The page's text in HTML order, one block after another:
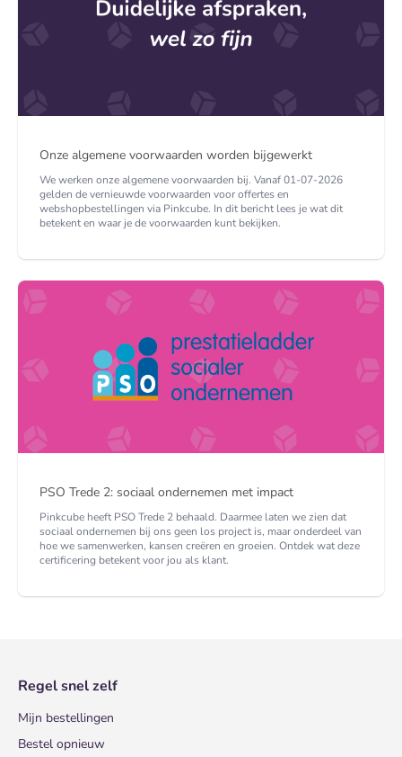
Onze algemene voorwaarden worden bijgewerkt
We werken onze algemene voorwaarden bij. Vanaf 01-07-2026
gelden de vernieuwde voorwaarden voor offertes en
webshopbestellingen via Pinkcube. In dit bericht lees je wat dit
betekent en waar je de voorwaarden kunt bekijken.
PSO Trede 2: sociaal ondernemen met impact
Pinkcube heeft PSO Trede 2 behaald. Daarmee laten we zien dat
sociaal ondernemen bij ons geen los project is, maar onderdeel van
hoe we samenwerken, kansen creëren en groeien. Ontdek wat deze
certificering betekent voor jou als klant.
Regel snel zelf
Mijn bestellingen
Bestel opnieuw